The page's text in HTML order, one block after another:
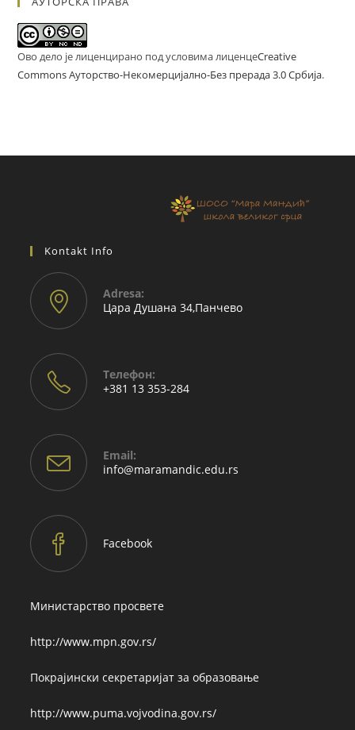
Ово дело је лиценцирано под условима лиценцеCreative
Commons Ауторство-Некомерцијално-Без прерада 3.0 Србија.
Kontakt Info
Adresа:
Цара Душана 34,Панчево
Телефон:
+381 13 353-284
Email:
info@maramandic.edu.rs
Facebook
Министарство просвете
http://www.mpn.gov.rs/
Покрајински секретаријат за образовање
http://www.puma.vojvodina.gov.rs/